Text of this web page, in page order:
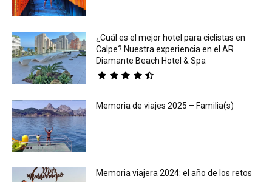
¿Cuál es el mejor hotel para ciclistas en
Calpe? Nuestra experiencia en el AR
Diamante Beach Hotel & Spa
Memoria de viajes 2025 – Familia(s)
Memoria viajera 2024: el año de los retos